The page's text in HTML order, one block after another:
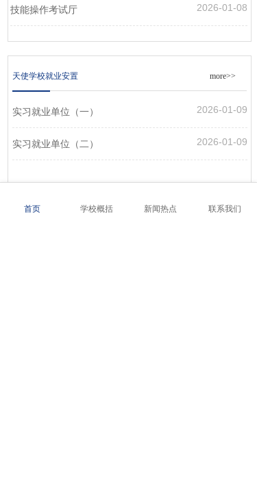
技能操作考试厅 2026-01-08
天使学校就业安置
实习就业单位（一） 2026-01-09
实习就业单位（二） 2026-01-09
more>>
首页 学校概括 新闻热点 联系我们